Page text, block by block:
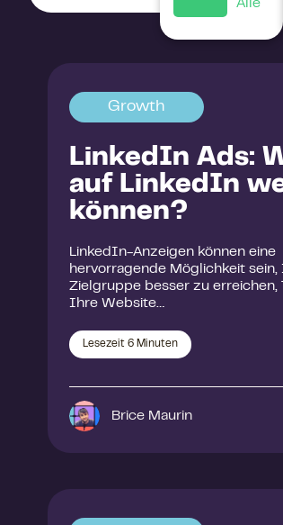
Alle
Growth
LinkedIn Ads:
auf LinkedIn
können?
LinkedIn-Anzeigen können eine
hervorragende Möglichkeit sein,
Zielgruppe besser zu erreichen,
Ihre Website…
Lesezeit 6 Minuten
Brice Maurin